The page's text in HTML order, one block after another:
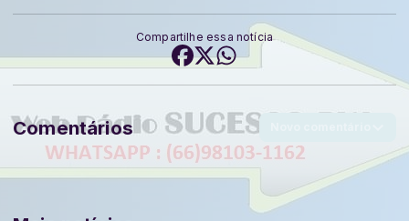
Compartilhe essa notícia
Comentários